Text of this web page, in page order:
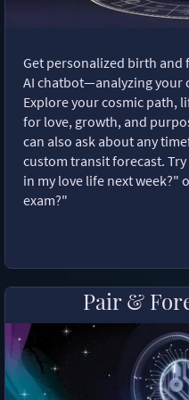
Get personalized birth
AI chatbot—analyzing your
Explore your cosmic path,
for love, growth, and
can also ask about any
custom transit forecast.
in my love life next week?"
exam?"
Pair &